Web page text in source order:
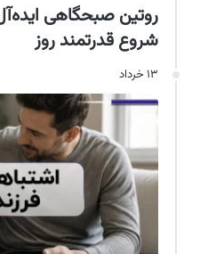
شروع قدرتمند روز
۱۳ خرداد